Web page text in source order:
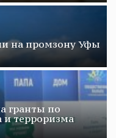
на промзону Уфы
гранты по
и терроризма